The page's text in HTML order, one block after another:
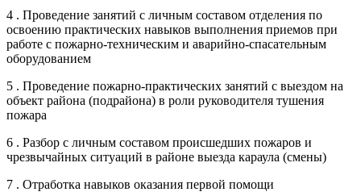
4 . Проведение занятий с личным составом отделения по
освоению практических навыков выполнения приемов при
работе с пожарно-техническим и аварийно-спасательным
оборудованием
5 . Проведение пожарно-практических занятий с выездом на
объект района (подрайона) в роли руководителя тушения
пожара
6 . Разбор с личным составом происшедших пожаров и
чрезвычайных ситуаций в районе выезда караула (смены)
7 . Отработка навыков оказания первой помощи